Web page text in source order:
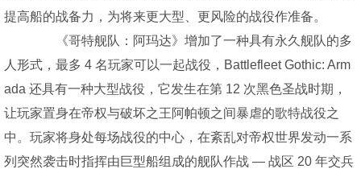
提高船的战备力，为将来更大型、更风险的战役作准备。
《哥特舰队：阿玛达》增加了一种具有永久舰队的多
人形式，最多 4 名玩家可以一起战役，Battlefleet Gothic: Arm
ada 还具有一种大型战役，它发生在第 12 次黑色圣战时期，
让玩家置身在帝权与破坏之王阿帕顿之间暴虐的歌特战役之
中。玩家将身处每场战役的中心，在紊乱对帝权世界发动一系
列突然袭击时指挥由巨型船组成的舰队作战 — 战区 20 年交兵